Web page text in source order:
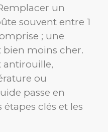
un
souvent entre 1
; une
bien moins cher.
antirouille,
ou
passe en
étapes clés et les